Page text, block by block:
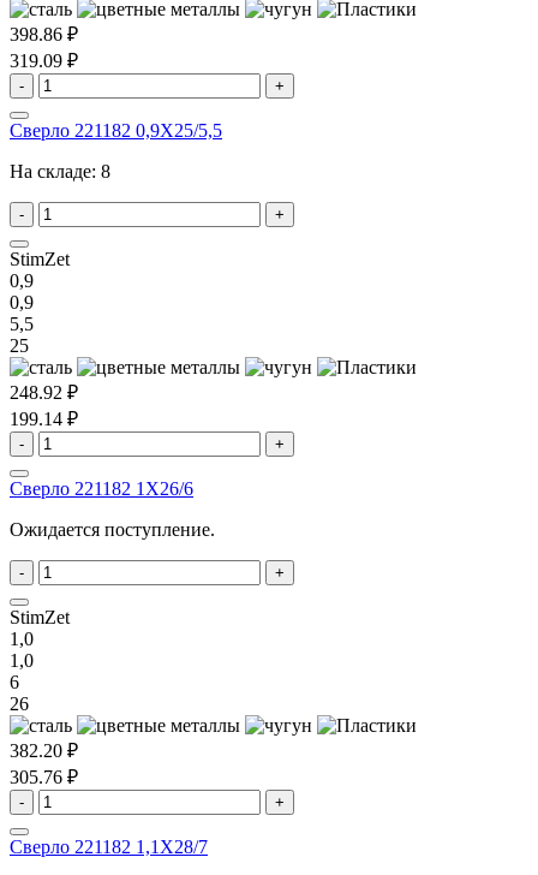
398.86 ₽
319.09 ₽
- +
Сверло 221182 0,9X25/5,5
На складе: 8
- +
StimZet
0,9
0,9
5,5
25
248.92 ₽
199.14 ₽
- +
Сверло 221182 1X26/6
Ожидается поступление.
- +
StimZet
1,0
1,0
6
26
382.20 ₽
305.76 ₽
- +
Сверло 221182 1,1X28/7